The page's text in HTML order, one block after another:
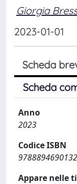
Giorgia
2023-01-01
Scheda
Scheda
Anno
2023
Codice ISBN
9788894690132
Appare nelle